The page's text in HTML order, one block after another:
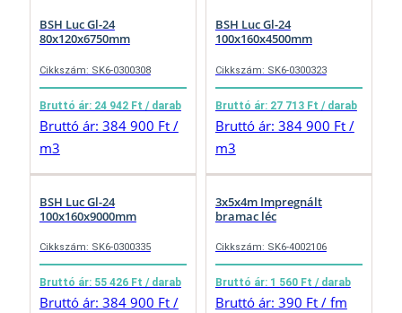
BSH Luc Gl-24
80x120x6750mm
Cikkszám: SK6-0300308
Bruttó ár: 24 942 Ft / darab
Bruttó ár: 384 900 Ft /
m3
BSH Luc Gl-24
100x160x4500mm
Cikkszám: SK6-0300323
Bruttó ár: 27 713 Ft / darab
Bruttó ár: 384 900 Ft /
m3
BSH Luc Gl-24
100x160x9000mm
Cikkszám: SK6-0300335
Bruttó ár: 55 426 Ft / darab
Bruttó ár: 384 900 Ft /
3x5x4m Impregnált
bramac léc
Cikkszám: SK6-4002106
Bruttó ár: 1 560 Ft / darab
Bruttó ár: 390 Ft / fm